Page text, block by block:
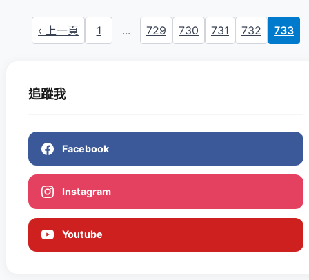
‹ 上一頁 1 ... 729 730 731 732 733
追蹤我
Facebook
Instagram
Youtube